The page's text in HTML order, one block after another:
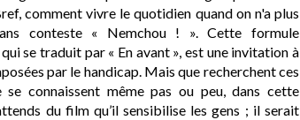
comment vivre le quotidien quand on n'a plus
conteste « Nemchou ! ». Cette formule
se traduit par « En avant », est une invitation à
par le handicap. Mais que recherchent ces
se connaissent même pas ou peu, dans cette
du film qu’il sensibilise les gens ; il serait